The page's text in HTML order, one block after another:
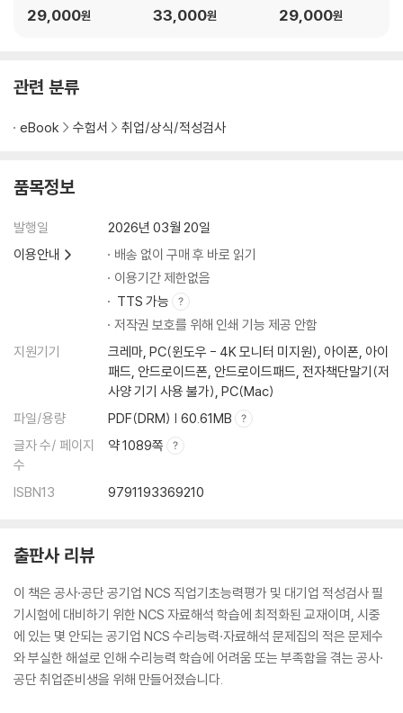
듈형) 공기업 대비
29,000원
제
33,000원 29,000원
관련 분류
eBook 수험서 취업/상식/적성검사
품목정보
발행일
2026년 03월 20일
이용안내
배송 없이 구매 후 바로 읽기
이용기간 제한없음
TTS 가능
저작권 보호를 위해 인쇄 기능 제공 안함
지원기기
크레마, PC(윈도우 - 4K 모니터 미지원), 아이폰, 아이
패드, 안드로이드폰, 안드로이드패드, 전자책단말기(저
사양 기기 사용 불가), PC(Mac)
파일/용량
PDF(DRM) | 60.61MB
글자 수/ 페이지
수
약 1089쪽
ISBN13 9791193369210
출판사 리뷰
이 책은 공사·공단 공기업 NCS 직업기초능력평가 및 대기업 적성검사 필
기시험에 대비하기 위한 NCS 자료해석 학습에 최적화된 교재이며, 시중
에 있는 몇 안되는 공기업 NCS 수리능력·자료해석 문제집의 적은 문제수
와 부실한 해설로 인해 수리능력 학습에 어려움 또는 부족함을 겪는 공사·
공단 취업준비생을 위해 만들어졌습니다.